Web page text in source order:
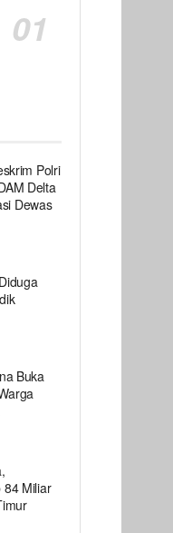
Polri
Delta
Dewas
Buka
84 Miliar